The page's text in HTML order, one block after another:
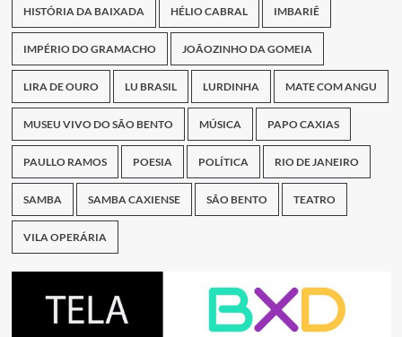
HISTÓRIA DA BAIXADA HÉLIO CABRAL IMBARIÊ
IMPÉRIO DO GRAMACHO JOÃOZINHO DA GOMEIA
LIRA DE OURO LU BRASIL LURDINHA MATE COM ANGU
MUSEU VIVO DO SÃO BENTO MÚSICA PAPO CAXIAS
PAULLO RAMOS POESIA POLÍTICA RIO DE JANEIRO
SAMBA SAMBA CAXIENSE SÃO BENTO TEATRO
VILA OPERÁRIA